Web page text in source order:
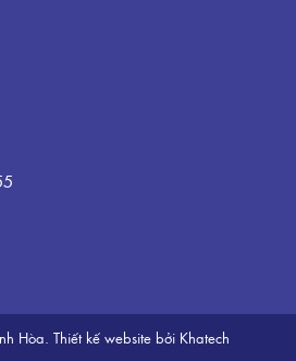
Hòa. Thiết kế websitebởi Khatech